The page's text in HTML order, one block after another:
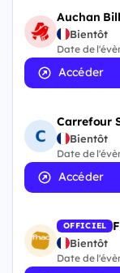
Auchan
Bientôt
Date de
Accéder
Carrefour
Bientôt
Date de
Accéder
OFFICIEL
Bientôt
Date de